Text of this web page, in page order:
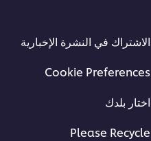
الاشتراك في النشرة الإخبارية
Cookie Preferences
اختار بلدك
Please Recycle